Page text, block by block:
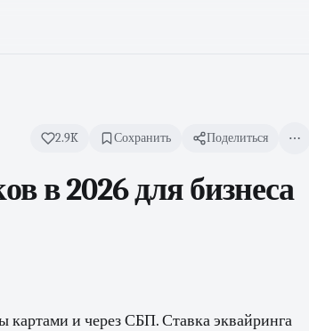
2.9K Сохранить Поделиться
в 2026 для бизнеса
и через СБП. Ставка эквайринга